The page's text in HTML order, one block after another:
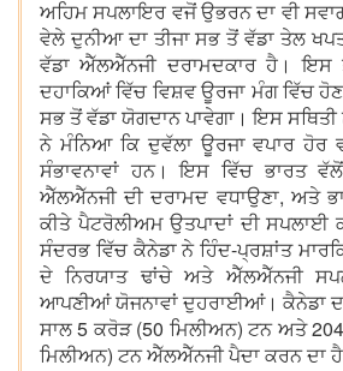
ਅਹਿਮ ਸਪਲਾਇਰ ਵਜੋਂ ਉਭਰਨ ਦਾ ਵੀ
ਵੇਲੇ ਦੁਨੀਆ ਦਾ ਤੀਜਾ ਸਭ ਤੋਂ ਵੱਡਾ ਤੇਲ
ਵੱਡਾ ਐੱਲਐੱਨਜੀ ਦਰਾਮਦਕਾਰ ਹੈ।
ਦਹਾਕਿਆਂ ਵਿੱਚ ਵਿਸ਼ਵ ਊਰਜਾ ਮੰਗ ਵਿੱਚ
ਸਭ ਤੋਂ ਵੱਡਾ ਯੋਗਦਾਨ ਪਾਵੇਗਾ। ਇਸ
ਨੇ ਮੰਨਿਆ ਕਿ ਦੁਵੱਲਾ ਊਰਜਾ ਵਪਾਰ ਹੋਰ
ਸੰਭਾਵਨਾਵਾਂ ਹਨ। ਇਸ ਵਿੱਚ ਭਾਰਤ
ਐੱਲਐੱਨਜੀ ਦੀ ਦਰਾਮਦ ਵਧਾਉਣਾ, ਅਤੇ
ਕੀਤੇ ਪੈਟਰੋਲੀਅਮ ਉਤਪਾਦਾਂ ਦੀ ਸਪਲਾਈ
ਸੰਦਰਭ ਵਿੱਚ ਕੈਨੇਡਾ ਨੇ ਹਿੰਦ-ਪ੍ਰਸ਼ਾਂਤ
ਦੇ ਨਿਰਯਾਤ ਢਾਂਚੇ ਅਤੇ ਐੱਲਐੱਨਜੀ
ਆਪਣੀਆਂ ਯੋਜਨਾਵਾਂ ਦੁਹਰਾਈਆਂ। ਕੈਨੇਡਾ
ਸਾਲ 5 ਕਰੋੜ (50 ਮਿਲੀਅਨ) ਟਨ ਅਤੇ
ਮਿਲੀਅਨ) ਟਨ ਐੱਲਐੱਨਜੀ ਪੈਦਾ ਕਰਨ ਦਾ